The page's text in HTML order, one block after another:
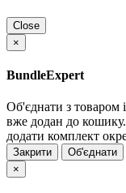
Close
×
BundleExpert
Об'єднати з товаром
вже додан до
додати комплект
Закрити Об'єднати
×